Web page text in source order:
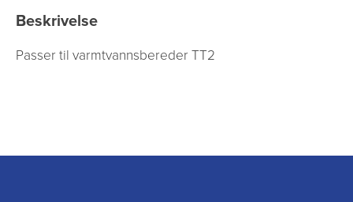
Beskrivelse
Passer til varmtvannsbereder TT2